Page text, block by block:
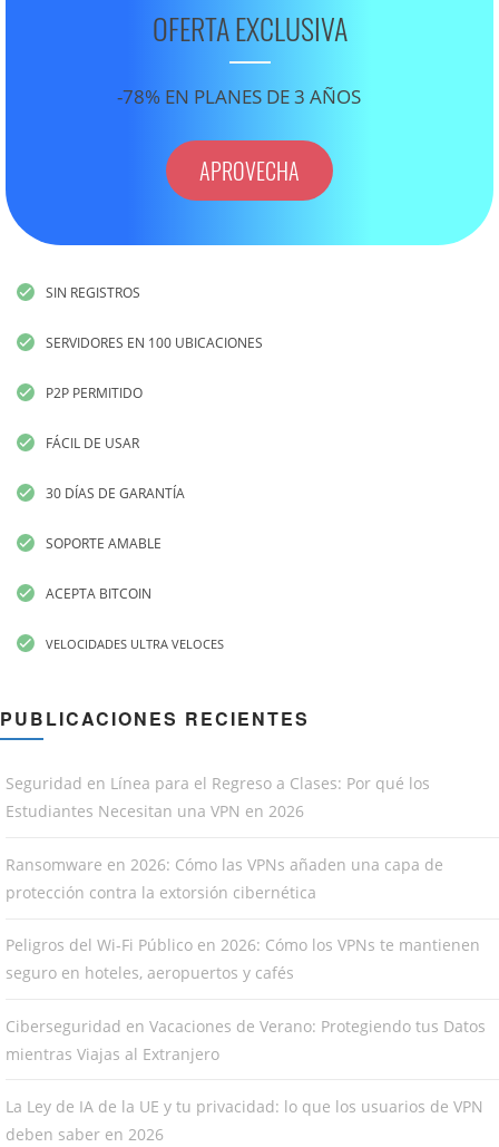
OFERTA EXCLUSIVA
-78% EN PLANES DE 3 AÑOS
APROVECHA
SIN REGISTROS
SERVIDORES EN 100 UBICACIONES
P2P PERMITIDO
FÁCIL DE USAR
30 DÍAS DE GARANTÍA
SOPORTE AMABLE
ACEPTA BITCOIN
VELOCIDADES ULTRA VELOCES
PUBLICACIONES RECIENTES
Seguridad en Línea para el Regreso a Clases: Por qué los
Estudiantes Necesitan una VPN en 2026
Ransomware en 2026: Cómo las VPNs añaden una capa de
protección contra la extorsión cibernética
Peligros del Wi-Fi Público en 2026: Cómo los VPNs te mantienen
seguro en hoteles, aeropuertos y cafés
Ciberseguridad en Vacaciones de Verano: Protegiendo tus Datos
mientras Viajas al Extranjero
La Ley de IA de la UE y tu privacidad: lo que los usuarios de VPN
deben saber en 2026